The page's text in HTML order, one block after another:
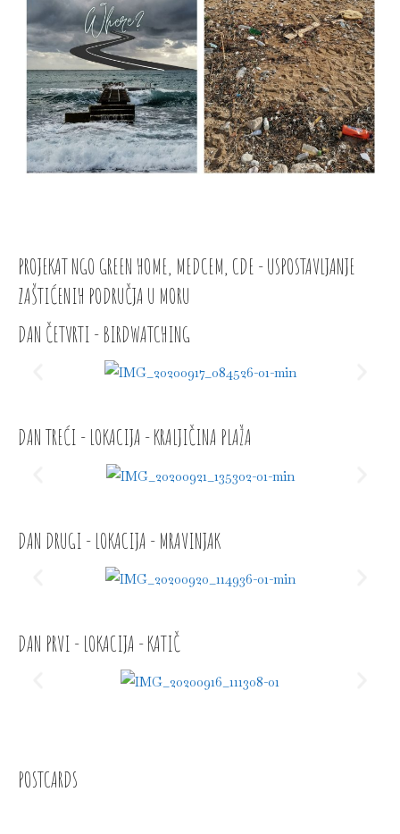
PROJEKAT NGO GREEN HOME, MEDCEM, CDE - USPOSTAVLJANJE
ZAŠTIĆENIH PODRUČJA U MORU
DAN ČETVRTI - BIRDWATCHING
DAN TREĆI - LOKACIJA - KRALJIČINA PLAŽA
DAN DRUGI - LOKACIJA - MRAVINJAK
DAN PRVI - LOKACIJA - KATIČ
POSTCARDS